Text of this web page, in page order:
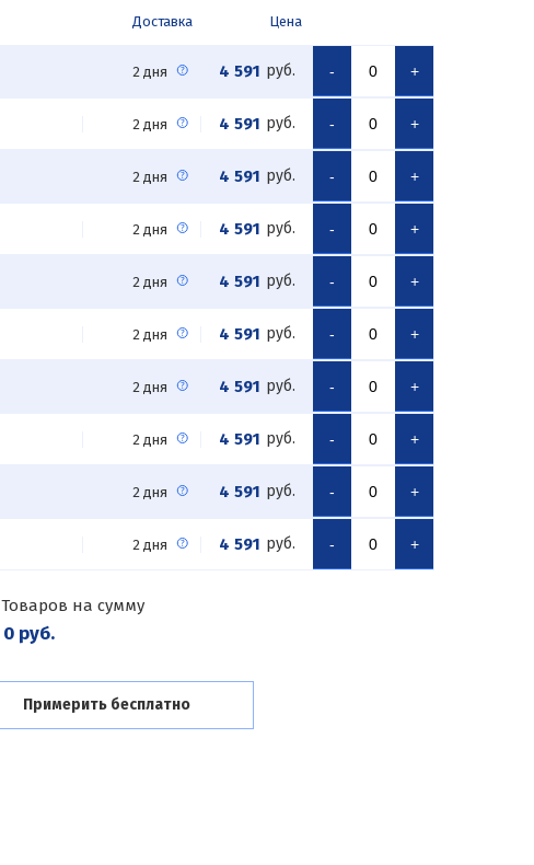
Доставка Цена
2 дня 4 591 руб. - +
2 дня 4 591 руб. - +
2 дня 4 591 руб. - +
2 дня 4 591 руб. - +
2 дня 4 591 руб. - +
2 дня 4 591 руб. - +
2 дня 4 591 руб. - +
2 дня 4 591 руб. - +
2 дня 4 591 руб. - +
2 дня 4 591 руб. - +
Товаров на сумму
0 руб.
Примерить бесплатно